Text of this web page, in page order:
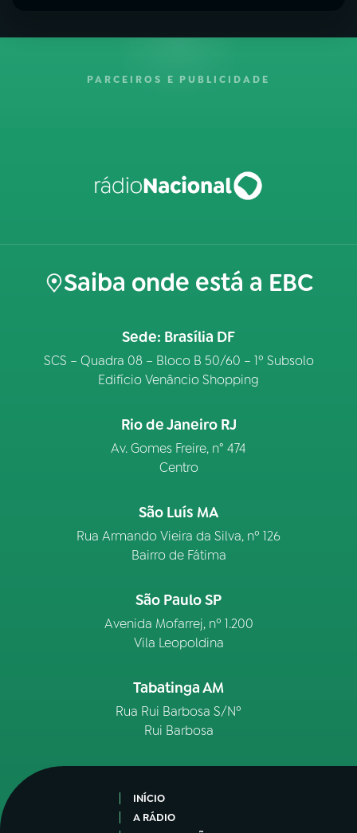
PARCEIROS E PUBLICIDADE
Saiba onde está a EBC
Sede: Brasília DF
SCS – Quadra 08 – Bloco B 50/60 – 1º Subsolo
Edifício Venâncio Shopping
Rio de Janeiro RJ
Av. Gomes Freire, n° 474
Centro
São Luís MA
Rua Armando Vieira da Silva, nº 126
Bairro de Fátima
São Paulo SP
Avenida Mofarrej, nº 1.200
Vila Leopoldina
Tabatinga AM
Rua Rui Barbosa S/Nº
Rui Barbosa
INÍCIO
A RÁDIO